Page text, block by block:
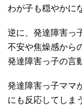
わが子も穏やかに
逆に、発達障害っ
不安や焦燥感から
発達障害っ子の言
発達障害っ子ママ
にも反応してしま